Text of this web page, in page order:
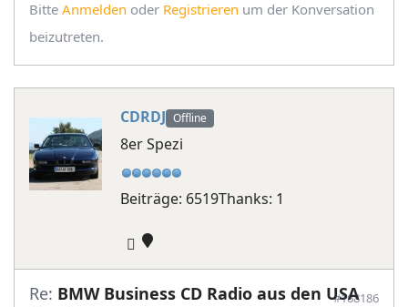
Bitte Anmelden oder Registrieren um der Konversation
beizutreten.
CDRDJ Offline
8er Spezi
Beiträge: 6519Thanks: 1
Re: BMW Business CD Radio aus den USA
#168186